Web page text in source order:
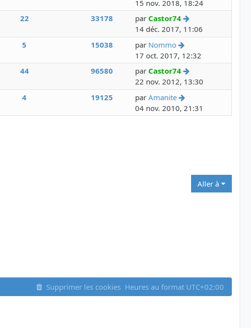
15 nov. 2018, 18:24
22 33178 par Castor74
Voir le dernier
14 déc. 2017, 11:06
5 15038 par Nommo
Voir le dernier
17 oct. 2017, 12:32
44 96580 par Castor74
Voir le dernier
22 nov. 2012, 13:30
4 19125 parAmanite
Voir le dernier
04 nov. 2010, 21:31
Aller à
Supprimer les cookies Heures au format UTC+02:00